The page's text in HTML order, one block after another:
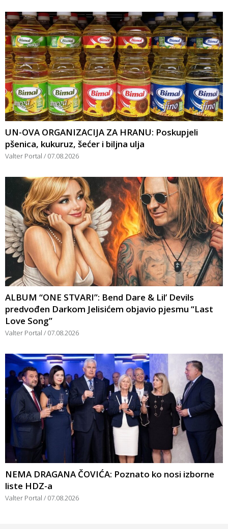
UN-OVA ORGANIZACIJA ZA HRANU: Poskupjeli
pšenica, kukuruz, šećer i biljna ulja
Valter Portal 07.08.2026
ALBUM “ONE STVARI”: Bend Dare & Lil’ Devils
predvođen Darkom Jelisićem objavio pjesmu “Last
Love Song”
Valter Portal 07.08.2026
NEMA DRAGANA ČOVIĆA: Poznato ko nosi izborne
liste HDZ-a
Valter Portal 07.08.2026